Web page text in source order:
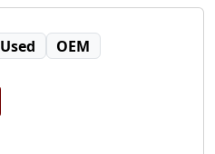
Used OEM